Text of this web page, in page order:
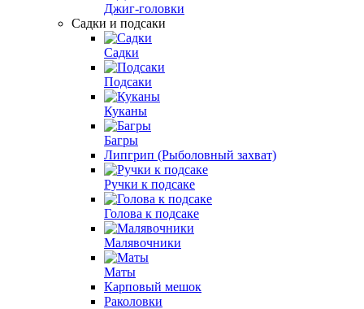
Джиг-головки
Садки и подсаки
Садки
Подсаки
Куканы
Багры
Липгрип (Рыболовный захват)
Ручки к подсаке
Голова к подсаке
Малявочники
Маты
Карповый мешок
Раколовки